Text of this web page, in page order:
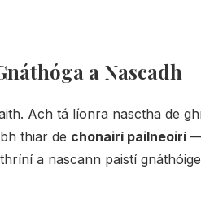
a Nascadh
Ach tá líonra nasctha de
thiar de chonairí pailneoirí—
a nascann paistí